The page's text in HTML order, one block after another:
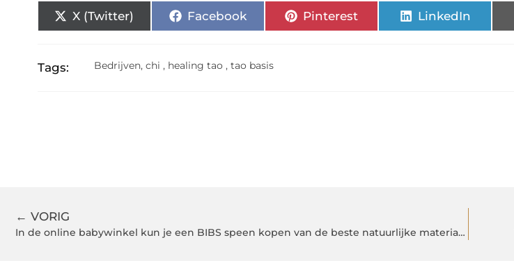
X (Twitter) Facebook Pinterest LinkedIn
Tags: Bedrijven,chi , healing tao ,tao basis
← VORIG
In de online babywinkel kun je een BIBS speen kopen van de beste natuurlijke materialen